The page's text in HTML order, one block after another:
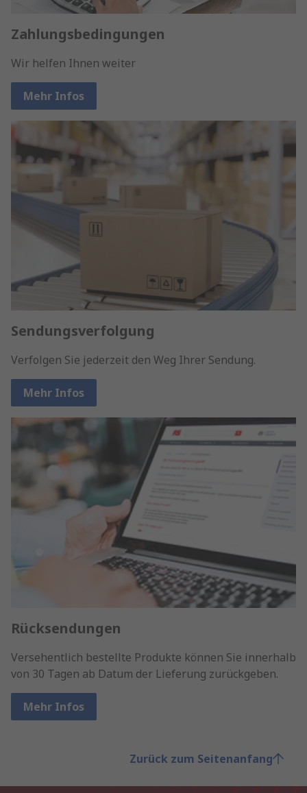
Zahlungsbedingungen
Wir helfen Ihnen weiter
Mehr Infos
Sendungsverfolgung
Verfolgen Sie jederzeit den Weg Ihrer Sendung.
Mehr Infos
Rücksendungen
Versehentlich bestellte Produkte können Sie innerhalb
von 30 Tagen ab Datum der Lieferung zurückgeben.
Mehr Infos
Zurück zum Seitenanfang